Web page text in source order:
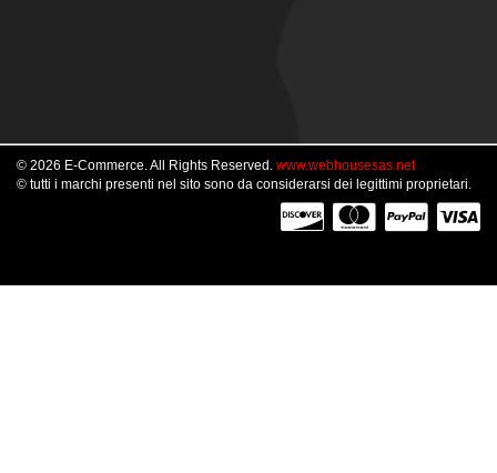
© 2026 E-Commerce. All Rights Reserved. www.webhousesas.net
© tutti i marchi presenti nel sito sono da considerarsi dei legittimi proprietari.